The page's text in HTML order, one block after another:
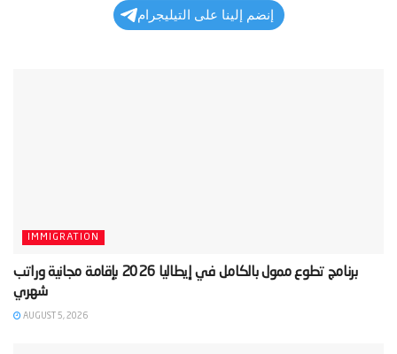
إنضم إلينا على التيليجرام
IMMIGRATION
‫برنامج تطوع ممول بالكامل في إيطاليا 2026 بإقامة مجانية وراتب
شهري‬
AUGUST 5, 2026